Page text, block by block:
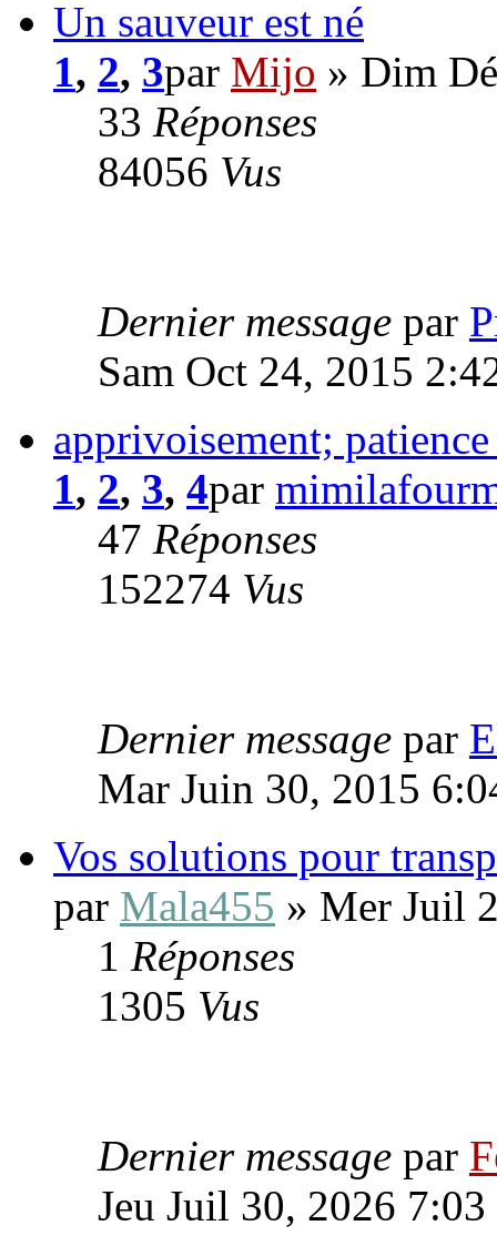
Un sauveur est né
1, 2, 3par Mijo » Dim
33 Réponses
84056 Vus
Dernier message par
Sam Oct 24, 2015
apprivoisement;
1, 2, 3, 4par
47 Réponses
152274 Vus
Dernier message par
Mar Juin 30, 2015
Vos solutions pour
par Mala455 » Mer Juil
1 Réponses
1305 Vus
Dernier message par
Jeu Juil 30, 2026 7:03